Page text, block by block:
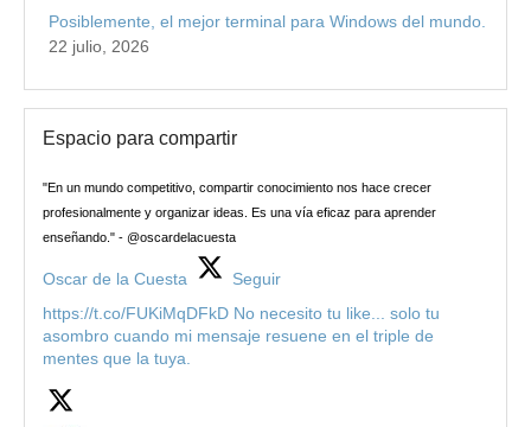
Posiblemente, el mejor terminal para Windows del mundo.
22 julio, 2026
Espacio para compartir
"En un mundo competitivo, compartir conocimiento nos hace crecer
profesionalmente y organizar ideas. Es una vía eficaz para aprender
enseñando." - @oscardelacuesta
Oscar de la Cuesta
Seguir
https://t.co/FUKiMqDFkD No necesito tu like... solo tu
asombro cuando mi mensaje resuene en el triple de
mentes que la tuya.